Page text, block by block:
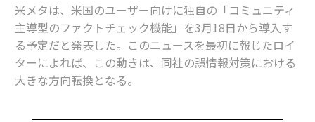
米メタは、米国のユーザー向けに独自の「コミュニティ
主導型のファクトチェック機能」を3月18日から導入す
る予定だと発表した。このニュースを最初に報じたロイ
ターによれば、この動きは、同社の誤情報対策における
大きな方向転換となる。